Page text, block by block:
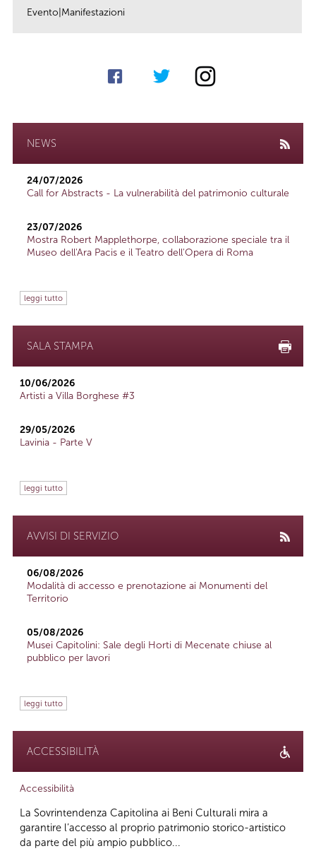
Evento|Manifestazioni
NEWS
24/07/2026
Call for Abstracts - La vulnerabilità del patrimonio culturale
23/07/2026
Mostra Robert Mapplethorpe, collaborazione speciale tra il
Museo dell'Ara Pacis e il Teatro dell'Opera di Roma
leggi tutto
SALA STAMPA
10/06/2026
Artisti a Villa Borghese #3
29/05/2026
Lavinia - Parte V
leggi tutto
AVVISI DI SERVIZIO
06/08/2026
Modalità di accesso e prenotazione ai Monumenti del
Territorio
05/08/2026
Musei Capitolini: Sale degli Horti di Mecenate chiuse al
pubblico per lavori
leggi tutto
ACCESSIBILITÀ
Accessibilità
La Sovrintendenza Capitolina ai Beni Culturali mira a
garantire l’accesso al proprio patrimonio storico-artistico
da parte del più ampio pubblico...